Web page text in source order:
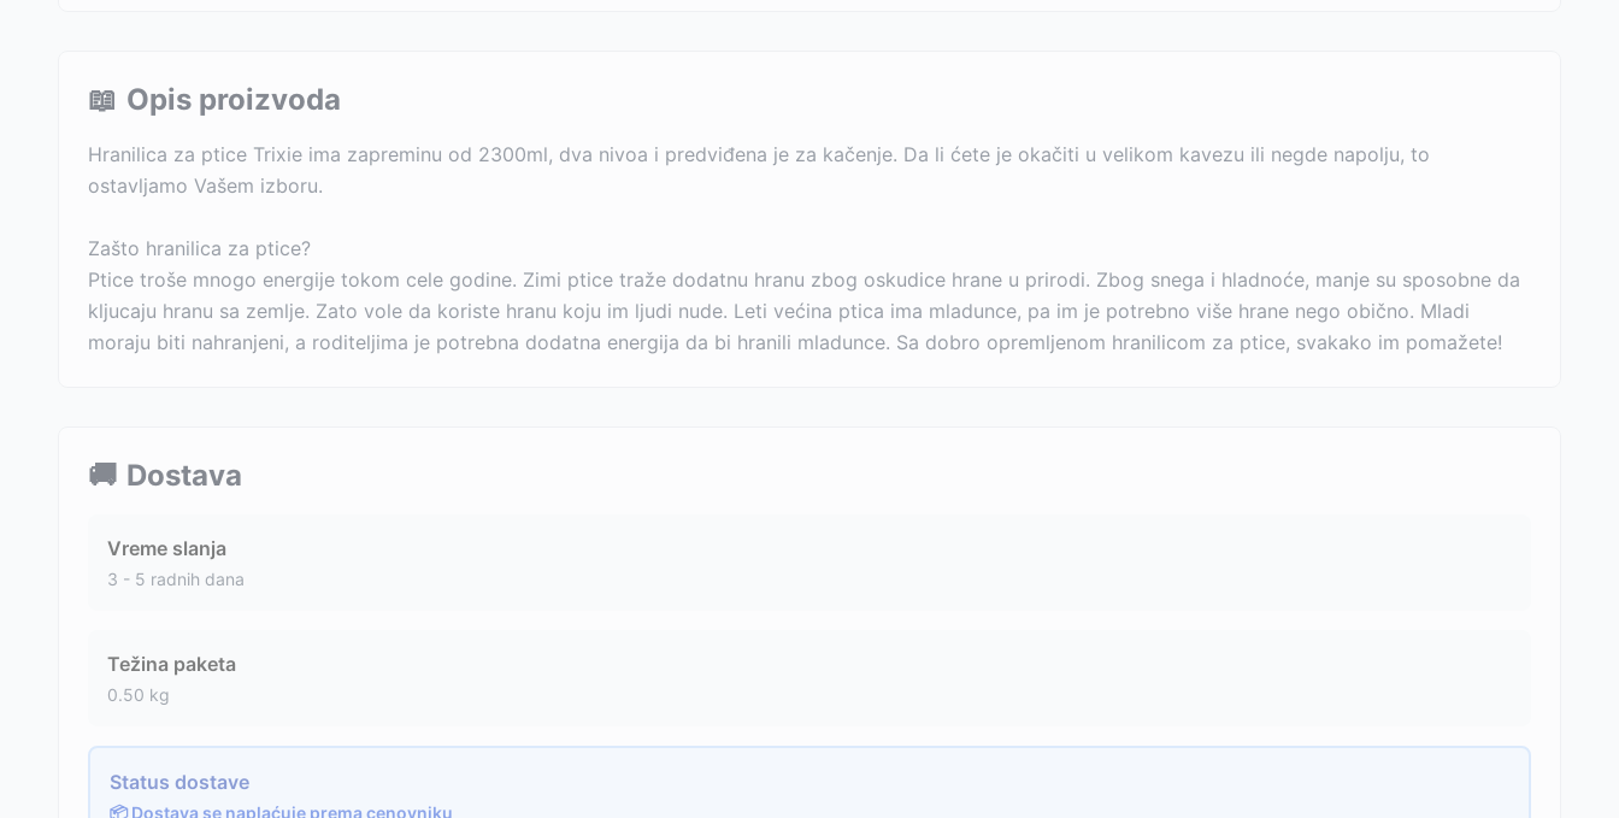
📖 Opis proizvoda
Hranilica za ptice Trixie ima zapreminu od 2300ml, dva nivoa i predviđena je za kačenje. Da li ćete je okačiti u velikom kavezu ili negde napolju, to
ostavljamo Vašem izboru.
Zašto hranilica za ptice?
Ptice troše mnogo energije tokom cele godine. Zimi ptice traže dodatnu hranu zbog oskudice hrane u prirodi. Zbog snega i hladnoće, manje su sposobne da
kljucaju hranu sa zemlje. Zato vole da koriste hranu koju im ljudi nude. Leti većina ptica ima mladunce, pa im je potrebno više hrane nego obično. Mladi
moraju biti nahranjeni, a roditeljima je potrebna dodatna energija da bi hranili mladunce. Sa dobro opremljenom hranilicom za ptice, svakako im pomažete!
🚚 Dostava
Vreme slanja
3 - 5 radnih dana
Težina paketa
0.50 kg
Status dostave
📦 Dostava se naplaćuje prema cenovniku